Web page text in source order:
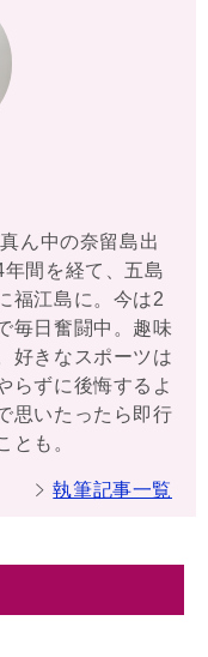
ん中の奈留島出
間を経て、五島
福江島に。今は2
毎日奮闘中。趣味
好きなスポーツは
らずに後悔するよ
思いたったら即行
とも。
執筆記事一覧